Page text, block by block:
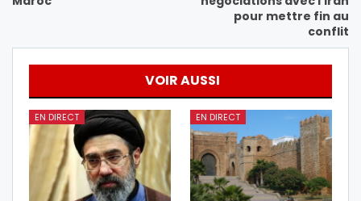
pour mettre fin au
conflit
VOIR AUSSI
EN DIRECT EN DIRECT